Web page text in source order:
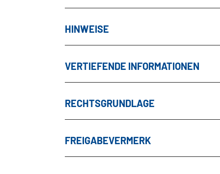
HINWEISE
VERTIEFENDE INFORMATIONEN
RECHTSGRUNDLAGE
FREIGABEVERMERK